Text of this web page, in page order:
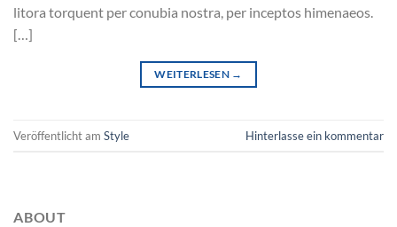
litora torquent per conubia nostra, per inceptos himenaeos.
[…]
WEITERLESEN →
Veröffentlicht am Style Hinterlasse ein kommentar
ABOUT